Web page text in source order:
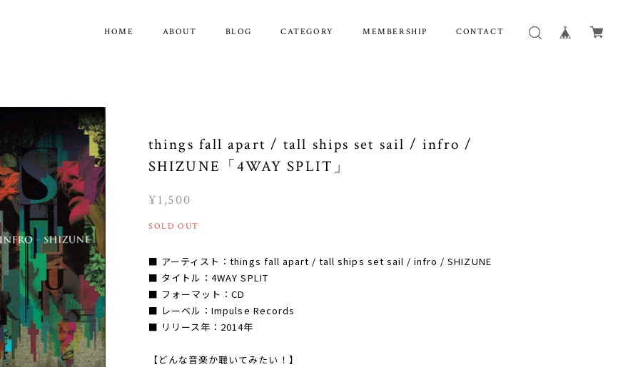
HOME ABOUT BLOG CATEGORY MEMBERSHIP CONTACT
things fall apart / tall ships set sail / infro /
SHIZUNE「4WAY SPLIT」
¥1,500
SOLD OUT
■ アーティスト：things fall apart / tall ships set sail / infro / SHIZUNE
■ タイトル：4WAY SPLIT
■ フォーマット：CD
■ レーベル：Impulse Records
■ リリース年：2014年
【どんな音楽か聴いてみたい！】